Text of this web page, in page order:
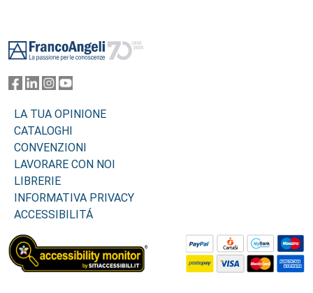
LA TUA OPINIONE
CATALOGHI
CONVENZIONI
LAVORARE CON NOI
LIBRERIE
INFORMATIVA PRIVACY
ACCESSIBILITÁ